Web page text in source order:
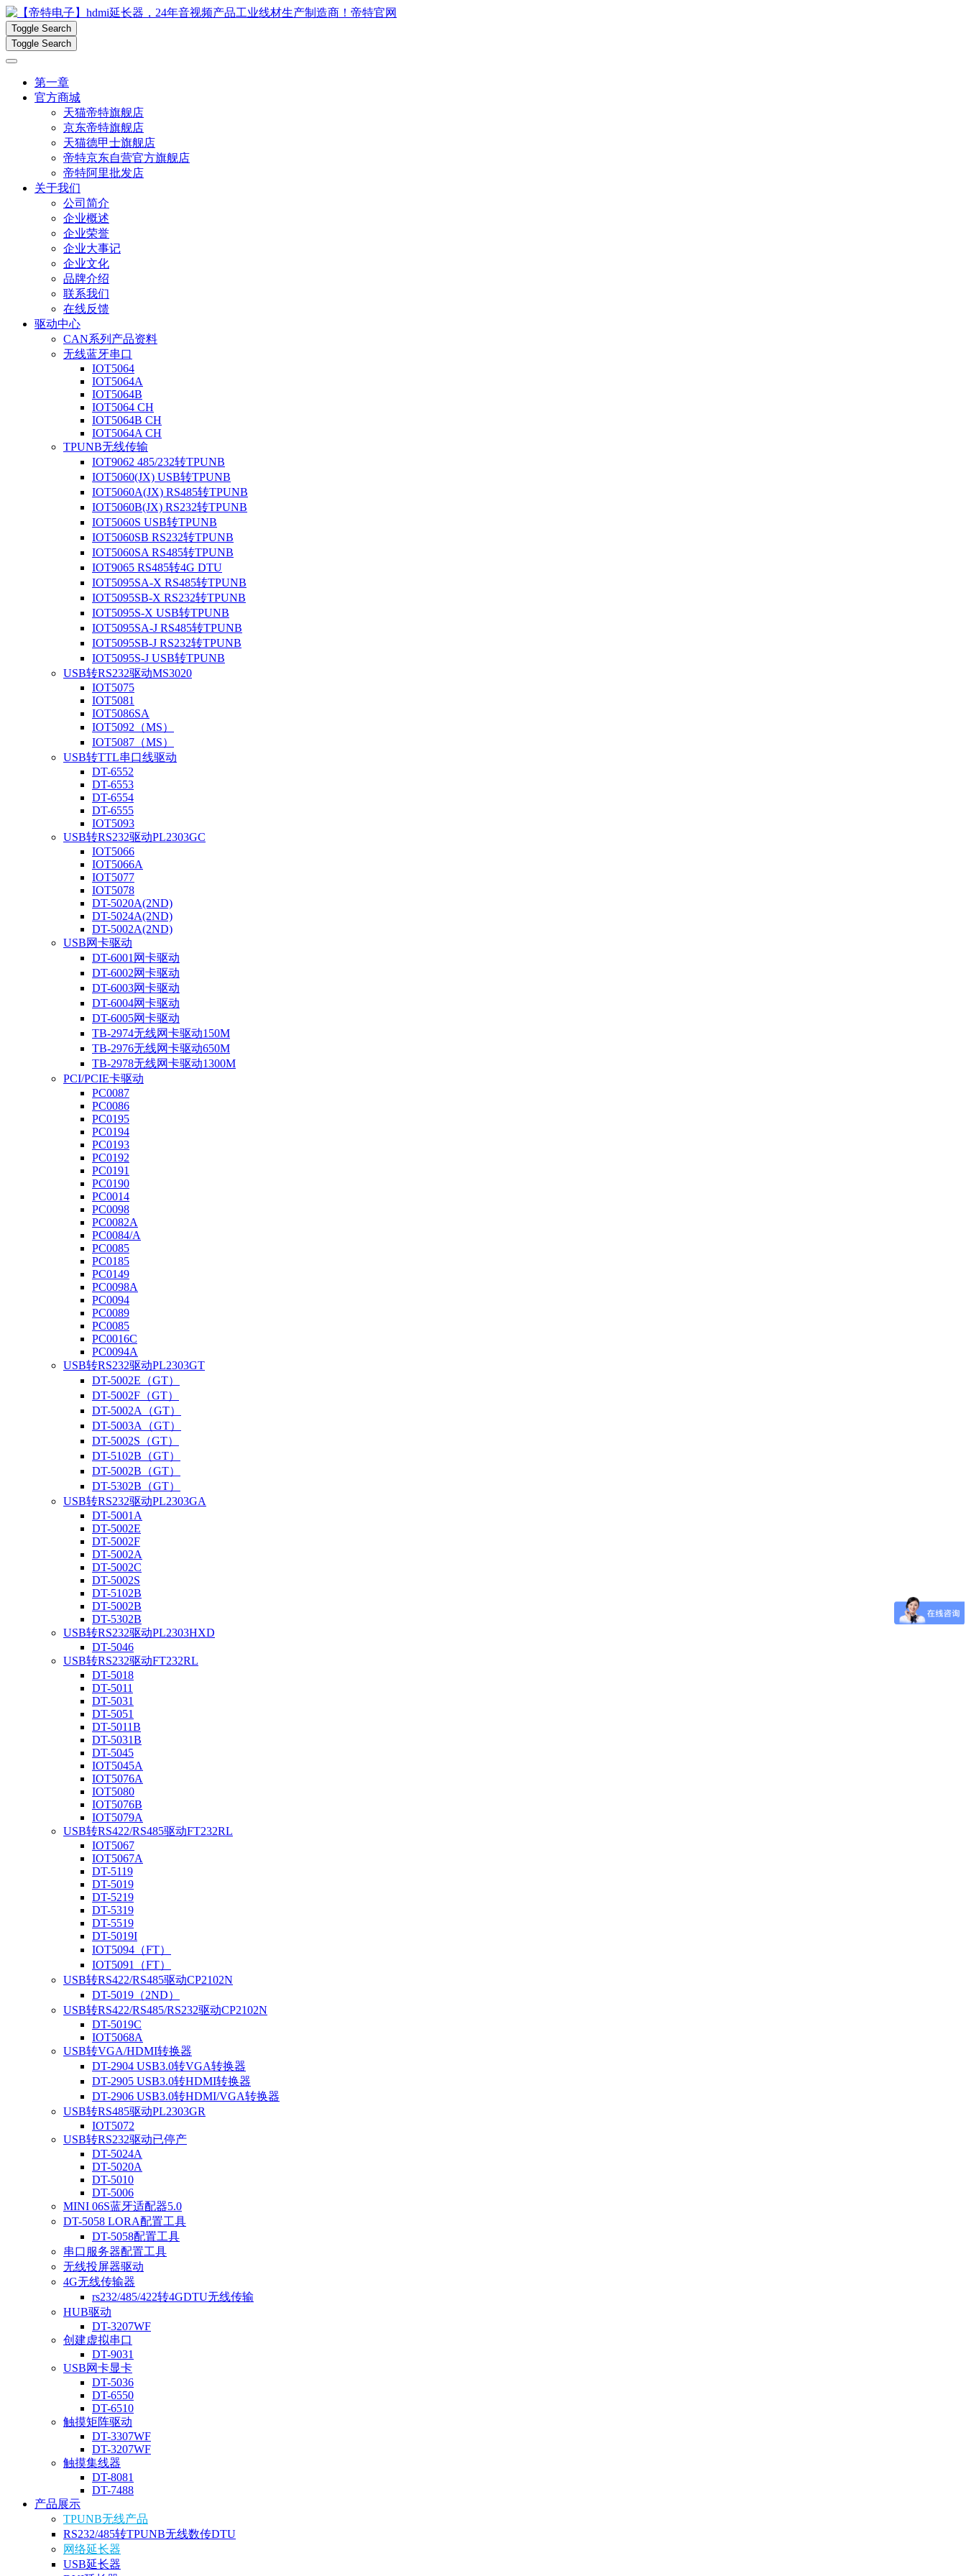
Toggle Search
Toggle Search
第一章
官方商城
天猫帝特旗舰店
京东帝特旗舰店
天猫德甲士旗舰店
帝特京东自营官方旗舰店
帝特阿里批发店
关于我们
公司简介
企业概述
企业荣誉
企业大事记
企业文化
品牌介绍
联系我们
在线反馈
驱动中心
CAN系列产品资料
无线蓝牙串口
IOT5064
IOT5064A
IOT5064B
IOT5064 CH
IOT5064B CH
IOT5064A CH
TPUNB无线传输
IOT9062 485/232转TPUNB
IOT5060(JX) USB转TPUNB
IOT5060A(JX) RS485转TPUNB
IOT5060B(JX) RS232转TPUNB
IOT5060S USB转TPUNB
IOT5060SB RS232转TPUNB
IOT5060SA RS485转TPUNB
IOT9065 RS485转4G DTU
IOT5095SA-X RS485转TPUNB
IOT5095SB-X RS232转TPUNB
IOT5095S-X USB转TPUNB
IOT5095SA-J RS485转TPUNB
IOT5095SB-J RS232转TPUNB
IOT5095S-J USB转TPUNB
USB转RS232驱动MS3020
IOT5075
IOT5081
IOT5086SA
IOT5092（MS）
IOT5087（MS）
USB转TTL串口线驱动
DT-6552
DT-6553
DT-6554
DT-6555
IOT5093
USB转RS232驱动PL2303GC
IOT5066
IOT5066A
IOT5077
IOT5078
DT-5020A(2ND)
DT-5024A(2ND)
DT-5002A(2ND)
USB网卡驱动
DT-6001网卡驱动
DT-6002网卡驱动
DT-6003网卡驱动
DT-6004网卡驱动
DT-6005网卡驱动
TB-2974无线网卡驱动150M
TB-2976无线网卡驱动650M
TB-2978无线网卡驱动1300M
PCI/PCIE卡驱动
PC0087
PC0086
PC0195
PC0194
PC0193
PC0192
PC0191
PC0190
PC0014
PC0098
PC0082A
PC0084/A
PC0085
PC0185
PC0149
PC0098A
PC0094
PC0089
PC0085
PC0016C
PC0094A
USB转RS232驱动PL2303GT
DT-5002E（GT）
DT-5002F（GT）
DT-5002A（GT）
DT-5003A（GT）
DT-5002S（GT）
DT-5102B（GT）
DT-5002B（GT）
DT-5302B（GT）
USB转RS232驱动PL2303GA
DT-5001A
DT-5002E
DT-5002F
DT-5002A
DT-5002C
DT-5002S
DT-5102B
DT-5002B
DT-5302B
USB转RS232驱动PL2303HXD
DT-5046
USB转RS232驱动FT232RL
DT-5018
DT-5011
DT-5031
DT-5051
DT-5011B
DT-5031B
DT-5045
IOT5045A
IOT5076A
IOT5080
IOT5076B
IOT5079A
USB转RS422/RS485驱动FT232RL
IOT5067
IOT5067A
DT-5119
DT-5019
DT-5219
DT-5319
DT-5519
DT-5019I
IOT5094（FT）
IOT5091（FT）
USB转RS422/RS485驱动CP2102N
DT-5019（2ND）
USB转RS422/RS485/RS232驱动CP2102N
DT-5019C
IOT5068A
USB转VGA/HDMI转换器
DT-2904 USB3.0转VGA转换器
DT-2905 USB3.0转HDMI转换器
DT-2906 USB3.0转HDMI/VGA转换器
USB转RS485驱动PL2303GR
IOT5072
USB转RS232驱动已停产
DT-5024A
DT-5020A
DT-5010
DT-5006
MINI 06S蓝牙适配器5.0
DT-5058 LORA配置工具
DT-5058配置工具
串口服务器配置工具
无线投屏器驱动
4G无线传输器
rs232/485/422转4GDTU无线传输
HUB驱动
DT-3207WF
创建虚拟串口
DT-9031
USB网卡显卡
DT-5036
DT-6550
DT-6510
触摸矩阵驱动
DT-3307WF
DT-3207WF
触摸集线器
DT-8081
DT-7488
产品展示
TPUNB无线产品
RS232/485转TPUNB无线数传DTU
网络延长器
USB延长器